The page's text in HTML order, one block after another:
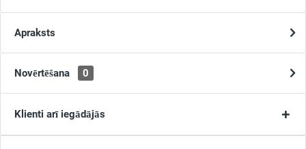
Apraksts
Novērtēšana 0
Klienti arī iegādājās